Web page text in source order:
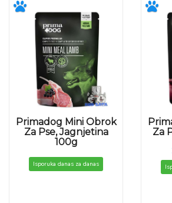
Primadog Mini Obrok
Za Pse, Jagnjetina
100g
Isporuka danas za danas
Za